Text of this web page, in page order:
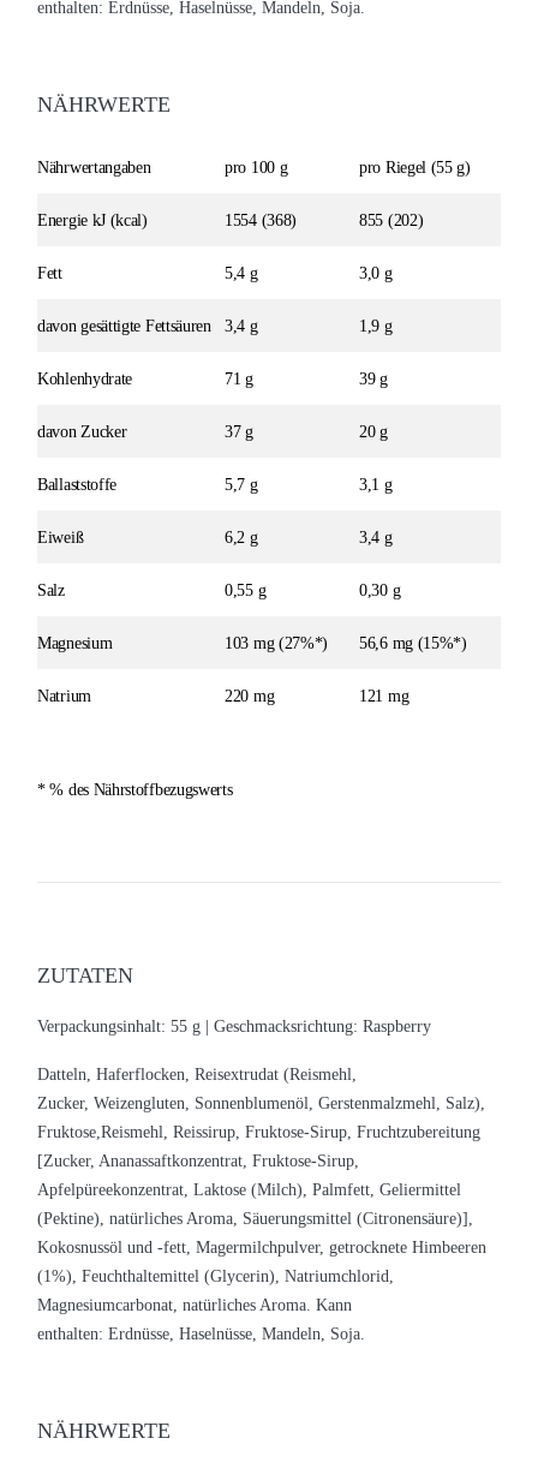
enthalten: Erdnüsse, Haselnüsse, Mandeln, Soja.
NÄHRWERTE
Nährwertangaben pro 100 g pro Riegel (55 g)
Energie kJ (kcal) 1554 (368) 855 (202)
Fett 5,4 g 3,0 g
davon gesättigte Fettsäuren 3,4 g 1,9 g
Kohlenhydrate 71 g 39 g
davon Zucker 37 g 20 g
Ballaststoffe 5,7 g 3,1 g
Eiweiß 6,2 g 3,4 g
Salz 0,55 g 0,30 g
Magnesium 103 mg (27%*) 56,6 mg (15%*)
Natrium 220 mg 121 mg
* % des Nährstoffbezugswerts
ZUTATEN
Verpackungsinhalt: 55 g | Geschmacksrichtung: Raspberry
Datteln, Haferflocken, Reisextrudat (Reismehl,
Zucker, Weizengluten, Sonnenblumenöl, Gerstenmalzmehl, Salz),
Fruktose,Reismehl, Reissirup, Fruktose-Sirup, Fruchtzubereitung
[Zucker, Ananassaftkonzentrat, Fruktose-Sirup,
Apfelpüreekonzentrat, Laktose (Milch), Palmfett, Geliermittel
(Pektine), natürliches Aroma, Säuerungsmittel (Citronensäure)],
Kokosnussöl und -fett, Magermilchpulver, getrocknete Himbeeren
(1%), Feuchthaltemittel (Glycerin), Natriumchlorid,
Magnesiumcarbonat, natürliches Aroma. Kann
enthalten: Erdnüsse, Haselnüsse, Mandeln, Soja.
NÄHRWERTE